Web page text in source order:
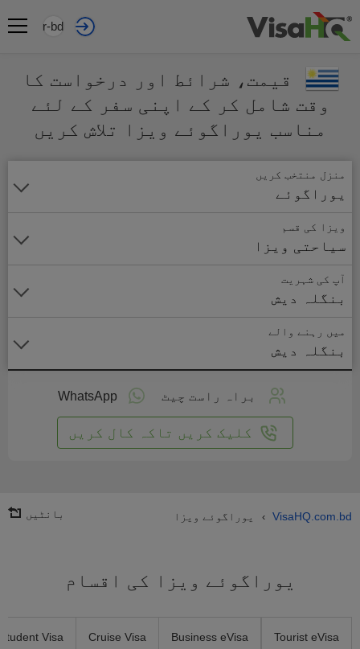
ur-bd
قیمت، شرائط اور درخواست کا
وقت شامل کر کے اپنی سفر کے لئے
مناسب یوراگوئے ویزا تلاش کریں
منزل منتخب کریں
یوراگوئے
ویزا کی قسم
سیاحتی ویزا
آپ کی شہریت
بنگلہ دیش
میں رہنے والے
بنگلہ دیش
براہ راست چیٹ WhatsApp
کلیک کریں تاکہ کال کریں
VisaHQ.com.bd
› یوراگوئے ویزا بانٹیں
یوراگوئے ویزا کی اقسام
Tourist eVisa
Business eVisa
Cruise Visa
Student Visa